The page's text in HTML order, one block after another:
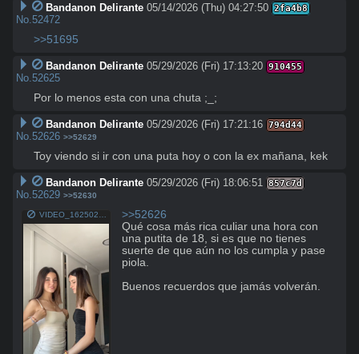
Bandanon Delirante 05/14/2026 (Thu) 04:27:50 2fa4b8
No. 52472
>>51695
Bandanon Delirante 05/29/2026 (Fri) 17:13:20 910455
No. 52625
Por lo menos esta con una chuta ;_;
Bandanon Delirante 05/29/2026 (Fri) 17:21:16 794d44
No. 52626 >>52629
Toy viendo si ir con una puta hoy o con la ex mañana, kek
Bandanon Delirante 05/29/2026 (Fri) 18:06:51 857c7d
No. 52629 >>52630
>>52626
Qué cosa más rica culiar una hora con
una putita de 18, si es que no tienes
suerte de que aún no los cumpla y pase
piola.
Buenos recuerdos que jamás volverán.